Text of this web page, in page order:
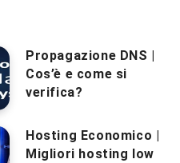
Propagazione DNS |
Cos’è e come si
verifica?
Hosting Economico |
Migliori hosting low